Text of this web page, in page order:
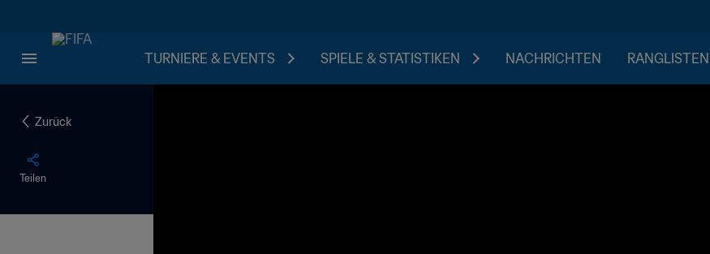
TURNIERE & EVENTS SPIELE & STATISTIKEN NACHRICHTEN RANGLISTEN
Zurück
Teilen